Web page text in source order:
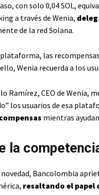
con solo 0,04 SOL,
a través de Wenia,
de la red Solana.
las
Wenia recuerda a los
Ramírez, CEO de Wenia,
los usuarios de esa
mientras
la
novedad, Bancolombia
resaltando el papel